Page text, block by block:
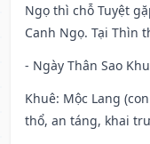
Ngọ thì chỗ Tuyệt
Canh Ngọ. Tại Thìn
- Ngày Thân Sao
Khuê: Mộc Lang
thổ, an táng, khai